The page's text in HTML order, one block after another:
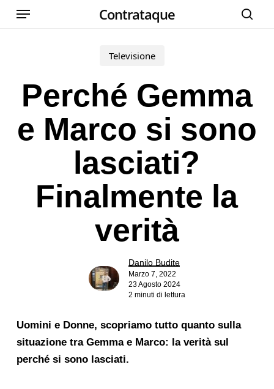
Skip
Contrataque
Menu
Televisione
Perché Gemma
e Marco si sono
lasciati?
Finalmente la
verità
Danilo Budite
Marzo 7, 2022
23 Agosto 2024
2 minuti di lettura
Uomini e Donne, scopriamo tutto quanto sulla
situazione tra Gemma e Marco: la verità sul
perché si sono lasciati.